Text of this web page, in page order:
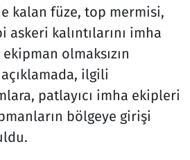
kalan füze, top mermisi,
askeri kalıntılarını imha
olmaksızın
açıklamada, ilgili
patlayıcı imha ekipleri
bölgeye girişi